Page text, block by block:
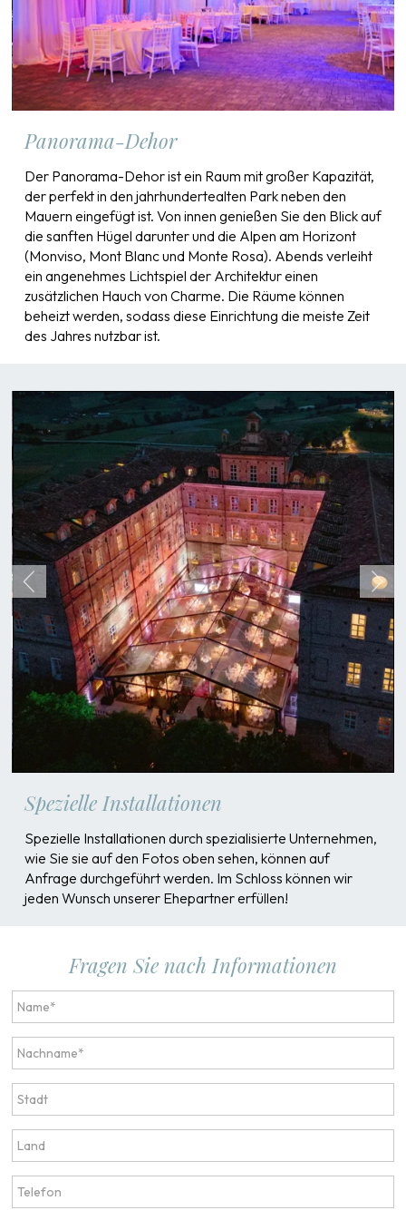
Panorama-Dehor
Der Panorama-Dehor ist ein Raum mit großer Kapazität,
der perfekt in den jahrhundertealten Park neben den
Mauern eingefügt ist. Von innen genießen Sie den Blick auf
die sanften Hügel darunter und die Alpen am Horizont
(Monviso, Mont Blanc und Monte Rosa). Abends verleiht
ein angenehmes Lichtspiel der Architektur einen
zusätzlichen Hauch von Charme. Die Räume können
beheizt werden, sodass diese Einrichtung die meiste Zeit
des Jahres nutzbar ist.
Spezielle Installationen
Spezielle Installationen durch spezialisierte Unternehmen,
wie Sie sie auf den Fotos oben sehen, können auf
Anfrage durchgeführt werden. Im Schloss können wir
jeden Wunsch unserer Ehepartner erfüllen!
Fragen Sie nach Informationen